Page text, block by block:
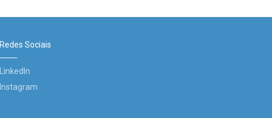
Redes Sociais
LinkedIn
Instagram